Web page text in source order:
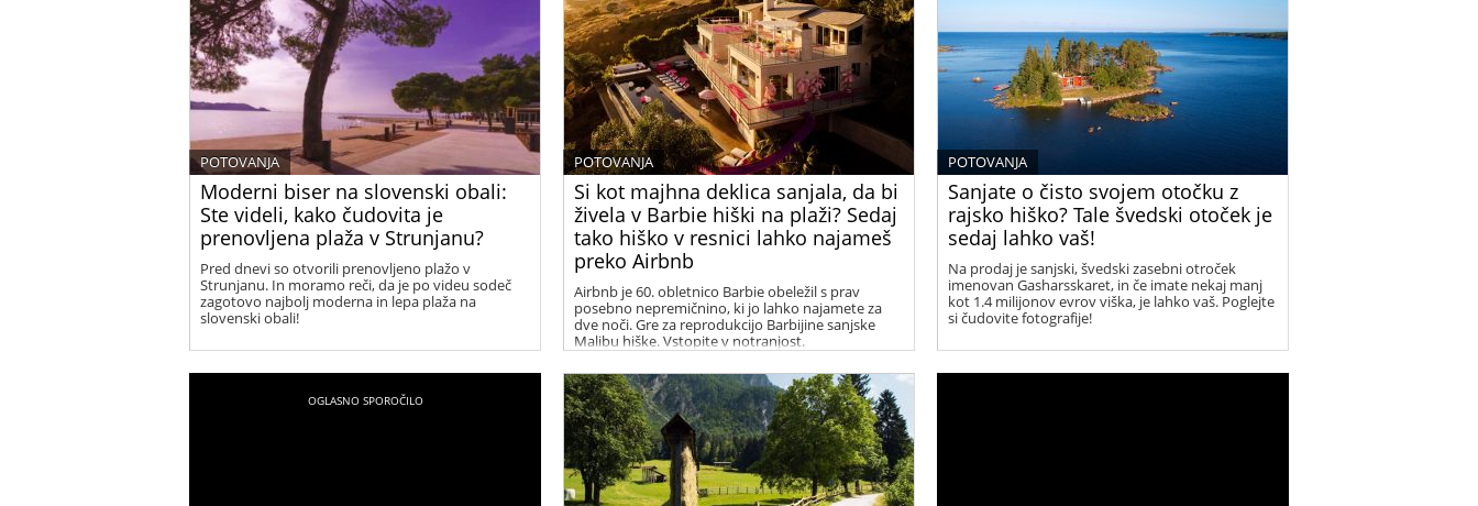
Moderni biser na slovenski obali:
Ste videli, kako čudovita je
prenovljena plaža v Strunjanu?
POTOVANJA
Pred dnevi so otvorili prenovljeno plažo v
Strunjanu. In moramo reči, da je po videu sodeč
zagotovo najbolj moderna in lepa plaža na
slovenski obali!
Si kot majhna deklica sanjala, da bi
živela v Barbie hiški na plaži? Sedaj
tako hiško v resnici lahko najameš
preko Airbnb
POTOVANJA
Airbnb je 60. obletnico Barbie obeležil s prav
posebno nepremičnino, ki jo lahko najamete za
dve noči. Gre za reprodukcijo Barbijine sanjske
Malibu hiške. Vstopite v notranjost.
Sanjate o čisto svojem otočku z
rajsko hiško? Tale švedski otoček je
sedaj lahko vaš!
POTOVANJA
Na prodaj je sanjski, švedski zasebni otroček
imenovan Gasharsskaret, in če imate nekaj manj
kot 1.4 milijonov evrov viška, je lahko vaš. Poglejte
si čudovite fotografije!